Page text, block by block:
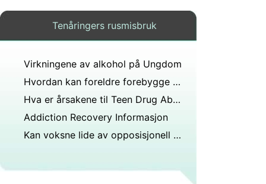
Tenåringers rusmisbruk
Virkningene av alkohol på Ungdom
Hvordan kan foreldre forebygge Teenage Drinking
Hva er årsakene til Teen Drug Abuse
Addiction Recovery Informasjon
Kan voksne lide av opposisjonell og trassig atferd?